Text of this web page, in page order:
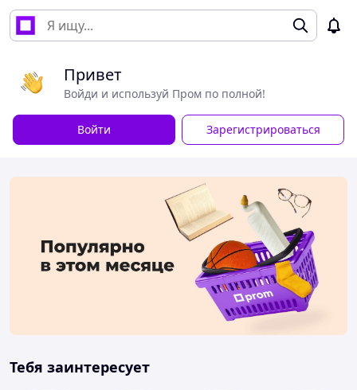
Привет
Войди и используй Пром по полной!
Войти Зарегистрироваться
Тебя заинтересует